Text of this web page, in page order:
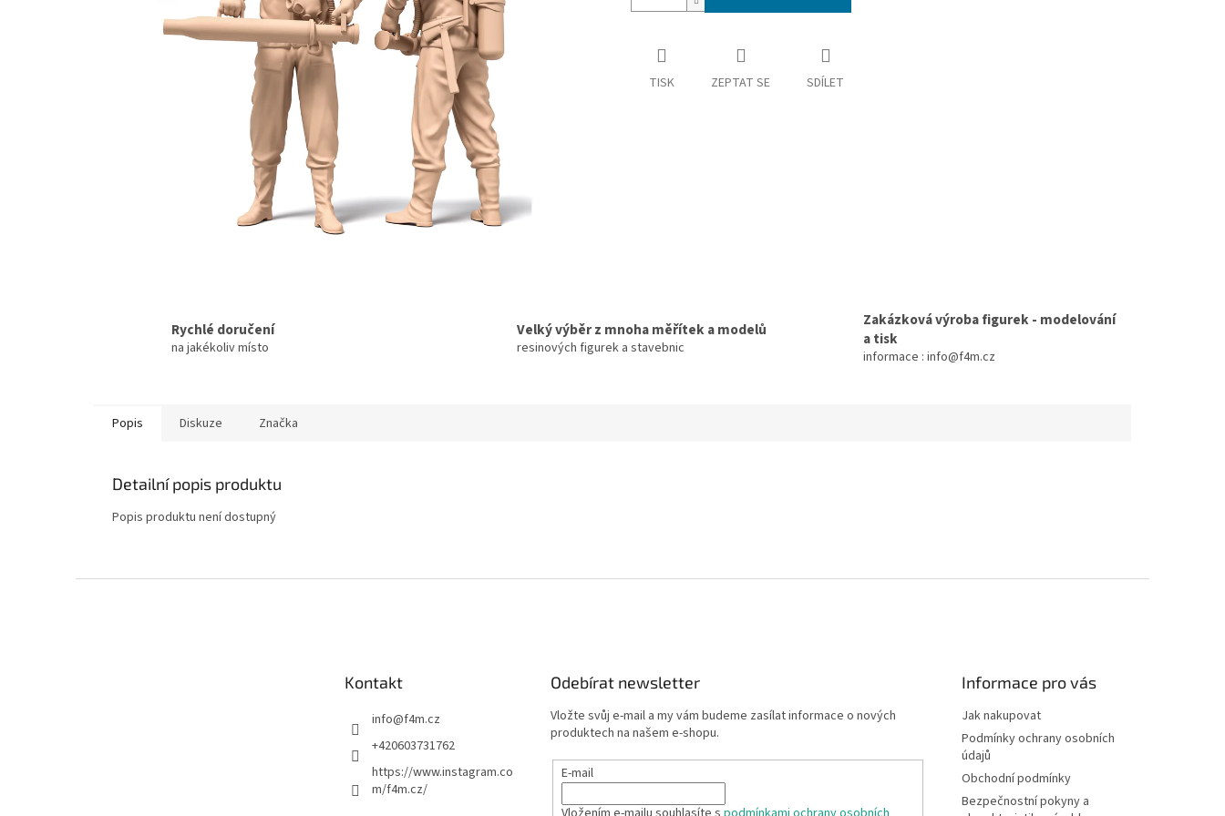
TISK ZEPTAT SE SDÍLET
Rychlé doručení
na jakékoliv místo
Velký výběr z mnoha měřítek a modelů
resinových figurek a stavebnic
Zakázková výroba figurek - modelování
a tisk
informace : info@f4m.cz
Popis Diskuze Značka
Detailní popis produktu
Popis produktu není dostupný
Kontakt
info@f4m.cz
+420603731762
https://www.instagram.co
m/f4m.cz/
Odebírat newsletter
Vložte svůj e-mail a my vám budeme zasílat informace o nových
produktech na našem e-shopu.
E-mail
Informace pro vás
Jak nakupovat
Podmínky ochrany osobních
údajů
Obchodní podmínky
Bezpečnostní pokyny a